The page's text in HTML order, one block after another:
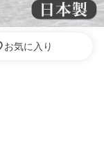
お気に入り